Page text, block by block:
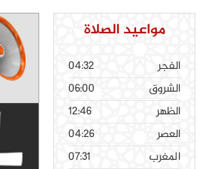
مواعيد الصلاة
الفجر
04:32
الشروق
06:00
الظهر
12:46
العصر
04:26
المغرب
07:31